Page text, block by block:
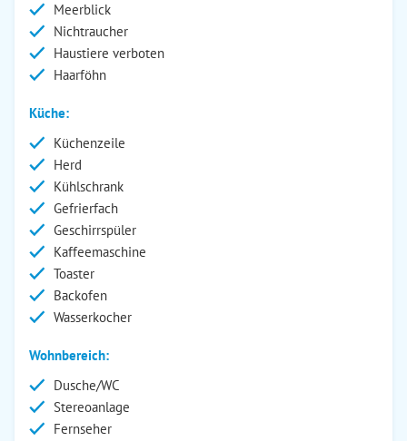
Meerblick
Nichtraucher
Haustiere verboten
Haarföhn
Küche:
Küchenzeile
Herd
Kühlschrank
Gefrierfach
Geschirrspüler
Kaffeemaschine
Toaster
Backofen
Wasserkocher
Wohnbereich:
Dusche/WC
Stereoanlage
Fernseher